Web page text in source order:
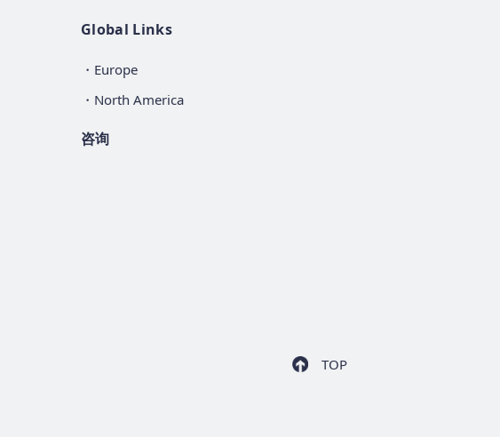
Global Links
・Europe
・North America
咨询
TOP